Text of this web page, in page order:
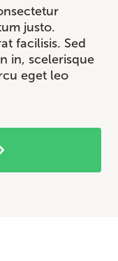
justo.
facilisis. Sed
in, scelerisque
eget leo